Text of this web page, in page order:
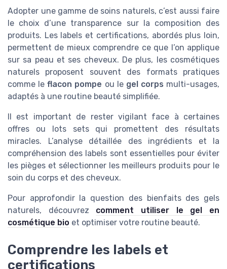
Adopter une gamme de soins naturels, c’est aussi faire
le choix d’une transparence sur la composition des
produits. Les labels et certifications, abordés plus loin,
permettent de mieux comprendre ce que l’on applique
sur sa peau et ses cheveux. De plus, les cosmétiques
naturels proposent souvent des formats pratiques
comme leflacon pompe ou le gel corps multi-usages,
adaptés à une routine beauté simplifiée.
Il est important de rester vigilant face à certaines
offres ou lots sets qui promettent des résultats
miracles. L’analyse détaillée des ingrédients et la
compréhension des labels sont essentielles pour éviter
les pièges et sélectionner les meilleurs produits pour le
soin du corps et des cheveux.
Pour approfondir la question des bienfaits des gels
naturels, découvrez comment utiliser le gel en
cosmétique bio et optimiser votre routine beauté.
Comprendre les labels et
certifications